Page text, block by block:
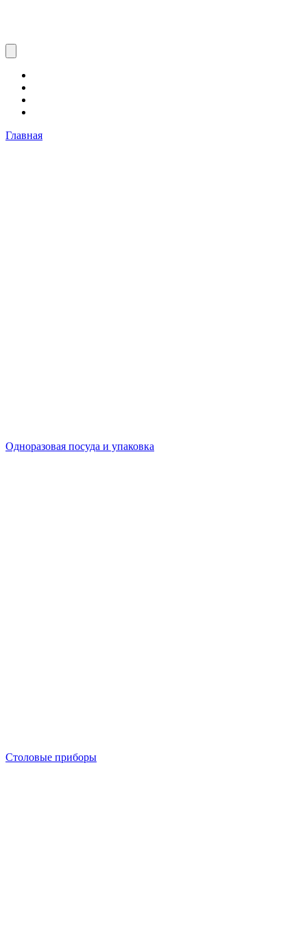
Главная
Одноразовая посуда и упаковка
Столовые приборы